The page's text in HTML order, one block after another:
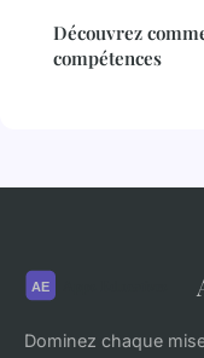
Découvrez
compétences
Dominez chaque